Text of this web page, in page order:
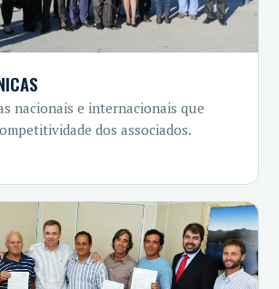
nacionais e internacionais que
dos associados.